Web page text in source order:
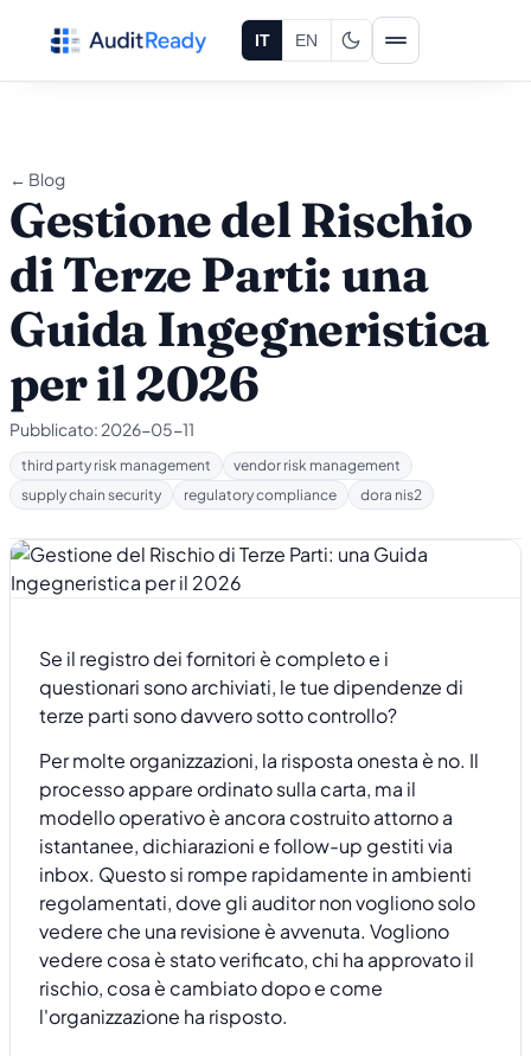
IT EN
← Blog
Gestione del Rischio
di Terze Parti: una
Guida Ingegneristica
per il 2026
Pubblicato: 2026-05-11
third party risk management
vendor risk management
supply chain security
regulatory compliance dora nis2
Se il registro dei fornitori è completo e i
questionari sono archiviati, le tue dipendenze di
terze parti sono davvero sotto controllo?
Per molte organizzazioni, la risposta onesta è no. Il
processo appare ordinato sulla carta, ma il
modello operativo è ancora costruito attorno a
istantanee, dichiarazioni e follow-up gestiti via
inbox. Questo si rompe rapidamente in ambienti
regolamentati, dove gli auditor non vogliono solo
vedere che una revisione è avvenuta. Vogliono
vedere cosa è stato verificato, chi ha approvato il
rischio, cosa è cambiato dopo e come
l'organizzazione ha risposto.